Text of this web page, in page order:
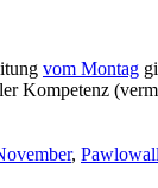
vom Montag
Kompetenz
,